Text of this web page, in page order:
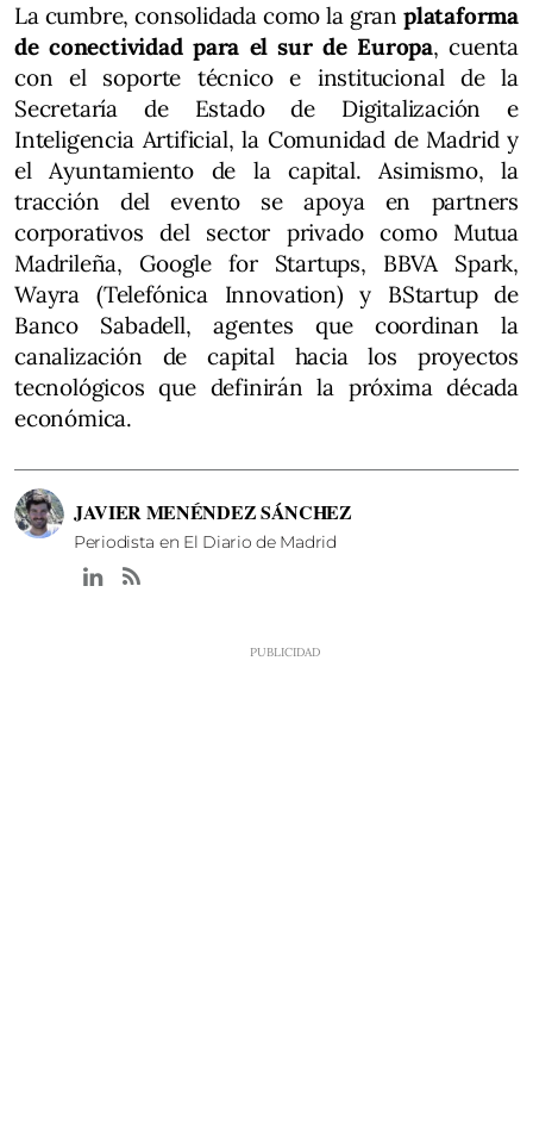
La cumbre, consolidada como la gran plataforma
de conectividad para el sur de Europa, cuenta
con el soporte técnico e institucional de la
Secretaría de Estado de Digitalización e
Inteligencia Artificial, la Comunidad de Madrid y
el Ayuntamiento de la capital. Asimismo, la
tracción del evento se apoya en partners
corporativos del sector privado como Mutua
Madrileña, Google for Startups, BBVA Spark,
Wayra (Telefónica Innovation) y BStartup de
Banco Sabadell, agentes que coordinan la
canalización de capital hacia los proyectos
tecnológicos que definirán la próxima década
económica.
JAVIER MENÉNDEZ SÁNCHEZ
Periodista en El Diario de Madrid